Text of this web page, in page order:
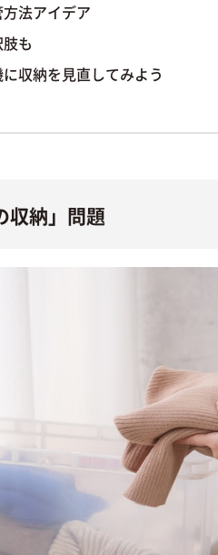
法アイデア
も
収納を見直してみよう
収納」問題